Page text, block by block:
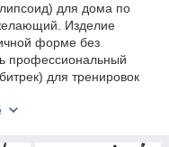
для дома по
Изделие
форме без
профессиональный
для тренировок